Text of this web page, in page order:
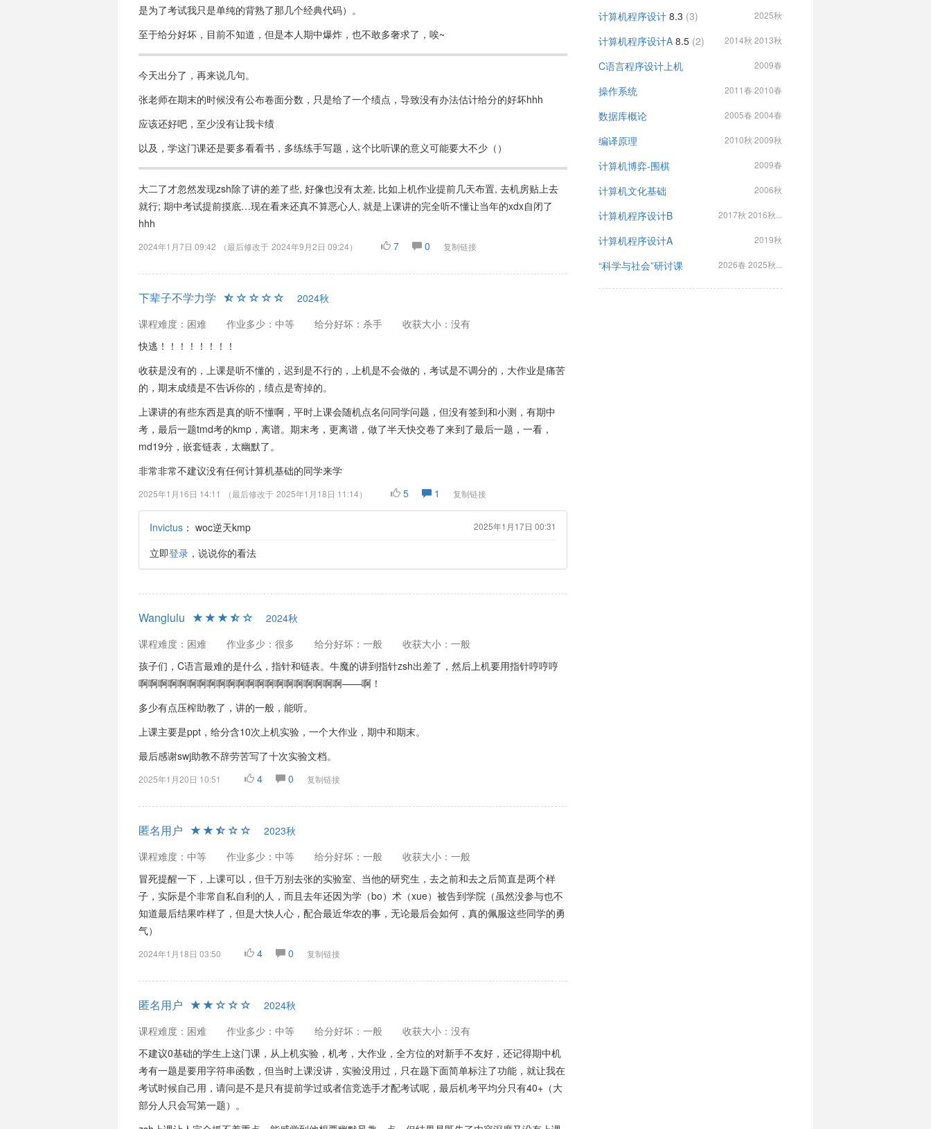
是为了考试我只是单纯的背熟了那几个经典代码）。
至于给分好坏，目前不知道，但是本人期中爆炸，也不敢多奢求了，唉~
今天出分了，再来说几句。
张老师在期末的时候没有公布卷面分数，只是给了一个绩点，导致没有办法估计给分的好坏hhh
应该还好吧，至少没有让我卡绩
以及，学这门课还是要多看看书，多练练手写题，这个比听课的意义可能要大不少（）
大二了才忽然发现zsh除了讲的差了些, 好像也没有太差, 比如上机作业提前几天布置, 去机房贴上去
就行; 期中考试提前摸底…现在看来还真不算恶心人, 就是上课讲的完全听不懂让当年的xdx自闭了
hhh
2024年1月7日 09:42 （最后修改于 2024年9月2日 09:24） 7 0 复制链接
下辈子不学力学
2024秋
课程难度：困难
作业多少：中等 给分好坏：杀手
收获大小：没有
快逃！！！！！！！！
收获是没有的，上课是听不懂的，迟到是不行的，上机是不会做的，考试是不调分的，大作业是痛苦
的，期末成绩是不告诉你的，绩点是寄掉的。
上课讲的有些东西是真的听不懂啊，平时上课会随机点名问同学问题，但没有签到和小测，有期中
考，最后一题tmd考的kmp，离谱。期末考，更离谱，做了半天快交卷了来到了最后一题，一看，
md19分，嵌套链表，太幽默了。
非常非常不建议没有任何计算机基础的同学来学
2025年1月16日 14:11 （最后修改于 2025年1月18日 11:14） 5 1 复制链接
Invictus： woc逆天kmp 2025年1月17日 00:31
立即登录，说说你的看法
Wanglulu
2024秋
课程难度：困难
作业多少：很多 给分好坏：一般
收获大小：一般
孩子们，C语言最难的是什么，指针和链表。牛魔的讲到指针zsh出差了，然后上机要用指针哼哼哼
啊啊啊啊啊啊啊啊啊啊啊啊啊啊啊啊啊啊啊啊啊——啊！
多少有点压榨助教了，讲的一般，能听。
上课主要是ppt，给分含10次上机实验，一个大作业，期中和期末。
最后感谢swj助教不辞劳苦写了十次实验文档。
2025年1月20日 10:51 4 0 复制链接
匿名用户
2023秋
课程难度：中等
作业多少：中等 给分好坏：一般
收获大小：一般
冒死提醒一下，上课可以，但千万别去张的实验室、当他的研究生，去之前和去之后简直是两个样
子，实际是个非常自私自利的人，而且去年还因为学（bo）术（xue）被告到学院（虽然没参与也不
知道最后结果咋样了，但是大快人心，配合最近华农的事，无论最后会如何，真的佩服这些同学的勇
气）
2024年1月18日 03:50 4 0 复制链接
匿名用户
2024秋
课程难度：困难
作业多少：中等 给分好坏：一般
收获大小：没有
不建议0基础的学生上这门课，从上机实验，机考，大作业，全方位的对新手不友好，还记得期中机
考有一题是要用字符串函数，但当时上课没讲，实验没用过，只在题下面简单标注了功能，就让我在
考试时候自己用，请问是不是只有提前学过或者信竞选手才配考试呢，最后机考平均分只有40+（大
部分人只会写第一题）。
计算机程序设计 8.3 (3) 2025秋
计算机程序设计A 8.5 (2) 2014秋 2013秋
C语言程序设计上机 2009春
操作系统 2011春 2010春
数据库概论 2005春 2004春
编译原理 2010秋 2009秋
计算机博弈-围棋 2009春
计算机文化基础 2006秋
计算机程序设计B 2017秋 2016秋...
计算机程序设计A 2019秋
“科学与社会”研讨课 2026春 2025秋...